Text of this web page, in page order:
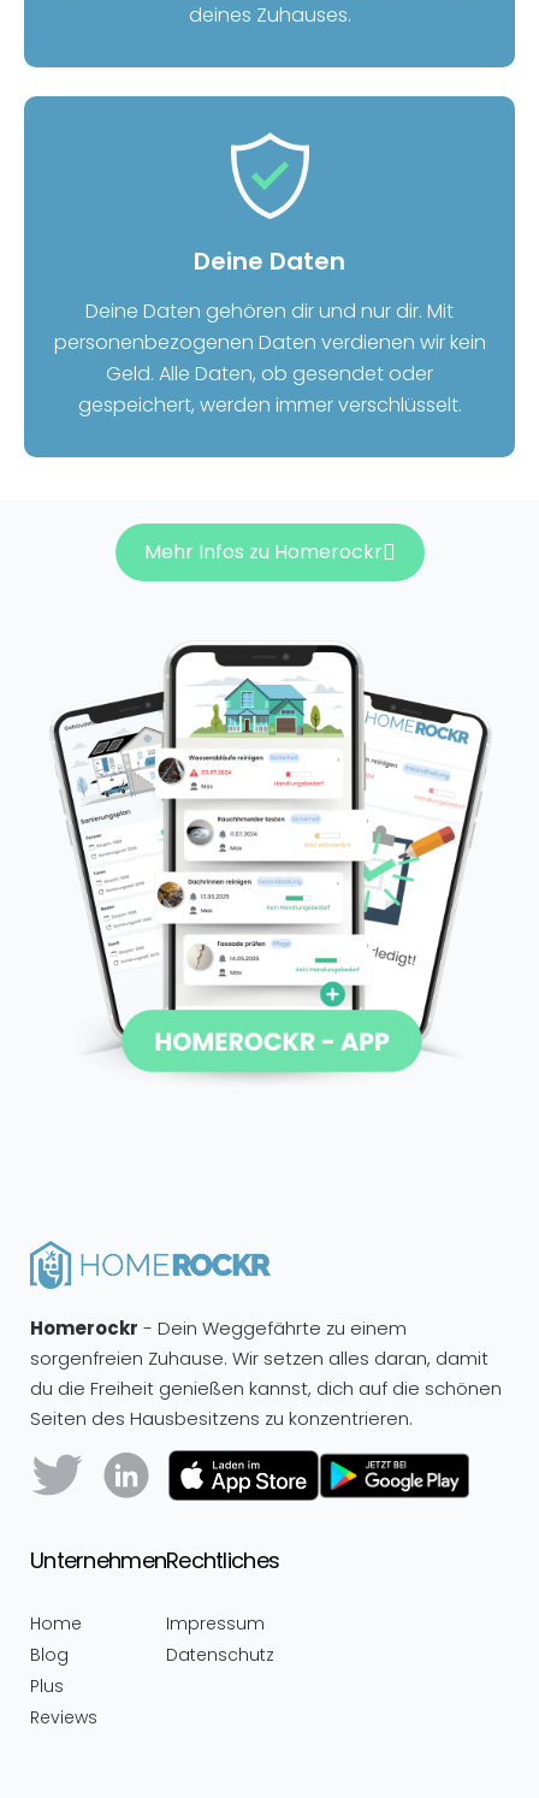
deines Zuhauses.
Deine Daten
Deine Daten gehören dir und nur dir. Mit
personenbezogenen Daten verdienen wir kein
Geld. Alle Daten, ob gesendet oder
gespeichert, werden immer verschlüsselt.
Mehr Infos zu Homerockr
Homerockr - Dein Weggefährte zu einem
sorgenfreien Zuhause. Wir setzen alles daran, damit
du die Freiheit genießen kannst, dich auf die schönen
Seiten des Hausbesitzens zu konzentrieren.
Unternehmen
Home
Blog
Plus
Reviews
Rechtliches
Impressum
Datenschutz